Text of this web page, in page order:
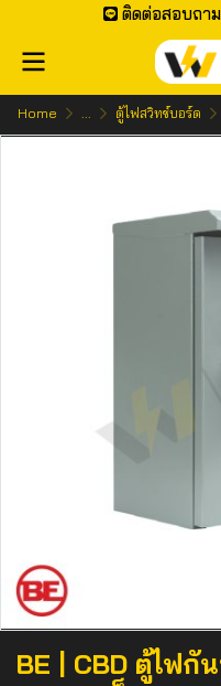
ติดต่อสอบถา
Home ... ตู้ไฟสวิทช์บอร์ด
BE | CBD ตู้ไฟ